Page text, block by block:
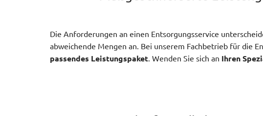
Die Anforderungen an einen Entsorgungsservice
abweichende Mengen an. Bei unserem Fachbetrieb für die
passendes Leistungspaket . Wenden Sie sich an Ihren